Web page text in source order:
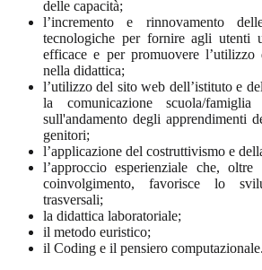
delle capacità;
l’incremento e rinnovamento
tecnologiche per fornire agli utenti
efficace e per promuovere l’utilizzo
nella didattica;
l’utilizzo del sito web dell’istituto e
la comunicazione scuola/
sull'andamento degli apprendimenti
genitori;
l’applicazione del costruttivismo e
l’approccio esperienziale che,
coinvolgimento, favorisce lo
trasversali;
la didattica laboratoriale;
il metodo euristico;
il Coding e il pensiero computazionale.